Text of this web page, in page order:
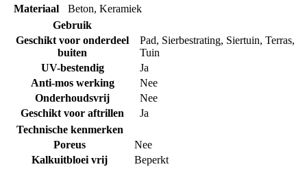
Materiaal
Beton, Keramiek
Gebruik
Geschikt voor onderdeel
buiten
Pad, Sierbestrating, Siertuin, Terras,
Tuin
UV-bestendig
Ja
Anti-mos werking
Nee
Onderhoudsvrij
Nee
Geschikt voor aftrillen
Ja
Technische kenmerken
Poreus
Nee
Kalkuitbloei vrij
Beperkt